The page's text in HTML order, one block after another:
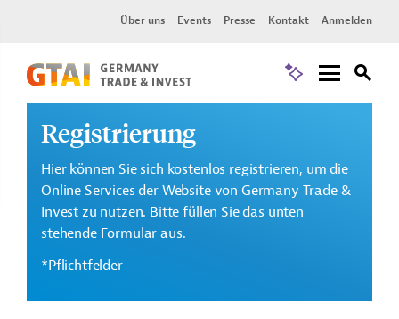
Über uns Events Presse Kontakt Anmelden
Registrierung
Hier können Sie sich kostenlos registrieren, um die
Online Services der Website von Germany Trade &
Invest zu nutzen. Bitte füllen Sie das unten
stehende Formular aus.
*Pflichtfelder